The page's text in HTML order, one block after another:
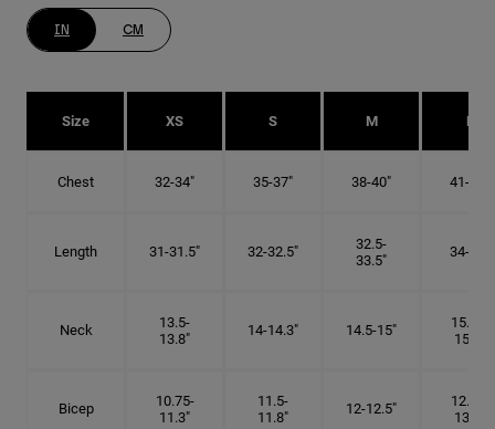
IN CM
Size XS S M L
Chest 32-34" 35-37" 38-40" 41-43"
Length 31-31.5" 32-32.5"
32.5-
33.5"
34-35"
Neck
13.5-
13.8"
14-14.3" 14.5-15"
15.25-
15.5"
Bicep
10.75-
11.3"
11.5-
11.8"
12-12.5"
12.75-
13.3"